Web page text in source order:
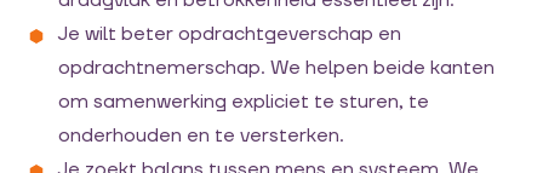
Je wilt beter opdrachtgeverschap en
opdrachtnemerschap. We helpen beide kanten
om samenwerking expliciet te sturen, te
onderhouden en te versterken.